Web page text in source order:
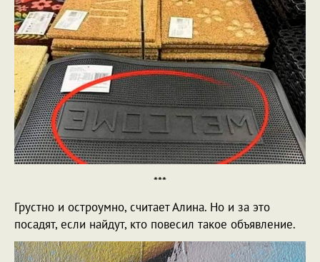
***
Грустно и остроумно, считает Алина. Но и за это
посадят, если найдут, кто повесил такое объявление.